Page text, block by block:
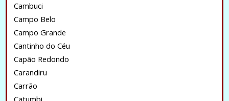
Cambuci
Campo Belo
Campo Grande
Cantinho do Céu
Capão Redondo
Carandiru
Carrão
Catumbi